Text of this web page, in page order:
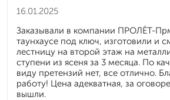
16.01.2025
Заказывали в компании ПРОЛЁТ-
таунхаусе под ключ, изготовили и
лестницу на второй этаж на
ступени из ясеня за 3 месяца. По
виду претензий нет, все отлично.
работу! Цена адекватная, за
вышли.